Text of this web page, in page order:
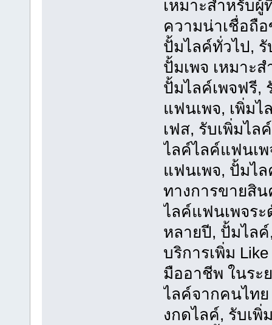
เหมาะสำหรับผู้
ความน่าเชื่อถื
ปั้มไลค์ทั่วไป,
ปั้มเพจ เหมาะ
ปั้มไลค์เพจฟรี,
แฟนเพจ, เพิ่ม
เฟส, รับเพิ่มไ
ไลค์ไลค์แฟนเ
แฟนเพจ, ปั้มไล
ทางการขายสิ
ไลค์แฟนเพจร
หลายปี, ปั้มไลค์
บริการเพิ่ม
มืออาชีพ ในระ
ไลค์จากคนไทย
งกดไลค์, รับเ